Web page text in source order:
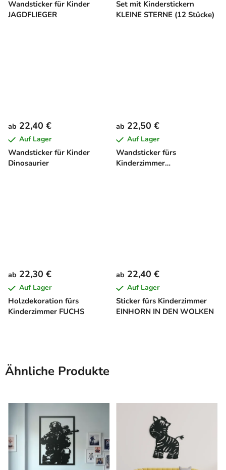
Wandsticker für Kinder
JAGDFLIEGER
Set mit Kinderstickern
KLEINE STERNE (12 Stücke)
Wandsticker für Kinder
Dinosaurier
ab 22,40 €
Auf Lager
Wandsticker fürs
Kinderzimmer
ab 22,50 €
Auf Lager
Holzdekoration fürs
Kinderzimmer FUCHS
ab 22,30 €
Auf Lager
Sticker fürs Kinderzimmer
EINHORN IN DEN WOLKEN
ab 22,40 €
Auf Lager
Ähnliche Produkte